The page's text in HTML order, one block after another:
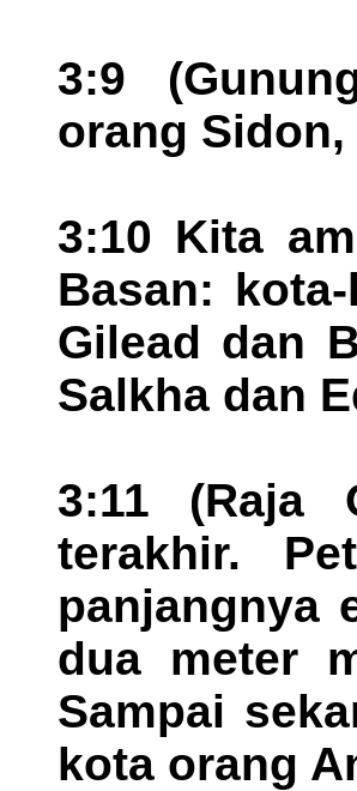
3:9
orang
3:10 Kita
Basan:
Gilead dan
Salkha dan
3:11 (Raja
terakhir.
panjangnya
dua meter
Sampai
kota orang